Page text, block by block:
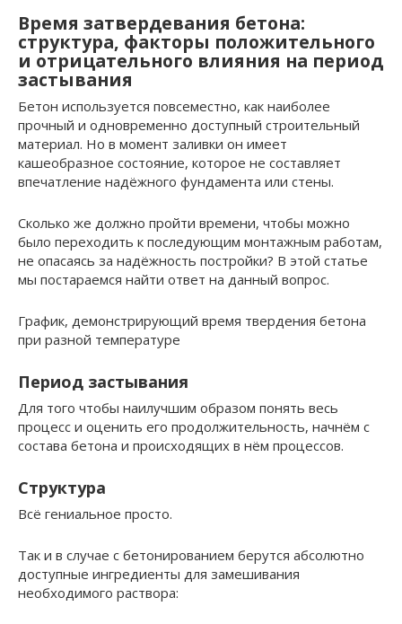
Время затвердевания бетона:
структура, факторы положительного
и отрицательного влияния на период
застывания
Бетон используется повсеместно, как наиболее
прочный и одновременно доступный строительный
материал. Но в момент заливки он имеет
кашеобразное состояние, которое не составляет
впечатление надёжного фундамента или стены.
Сколько же должно пройти времени, чтобы можно
было переходить к последующим монтажным работам,
не опасаясь за надёжность постройки? В этой статье
мы постараемся найти ответ на данный вопрос.
График, демонстрирующий время твердения бетона
при разной температуре
Период застывания
Для того чтобы наилучшим образом понять весь
процесс и оценить его продолжительность, начнём с
состава бетона и происходящих в нём процессов.
Структура
Всё гениальное просто.
Так и в случае с бетонированием берутся абсолютно
доступные ингредиенты для замешивания
необходимого раствора: